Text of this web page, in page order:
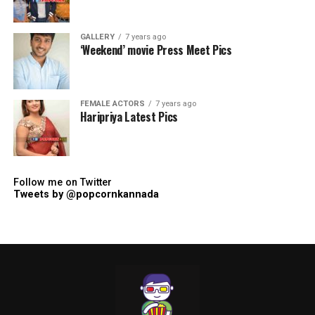
GALLERY 7 years ago
‘Weekend’ movie Press Meet Pics
FEMALE ACTORS 7 years ago
Haripriya Latest Pics
Follow me on Twitter
Tweets by @popcornkannada